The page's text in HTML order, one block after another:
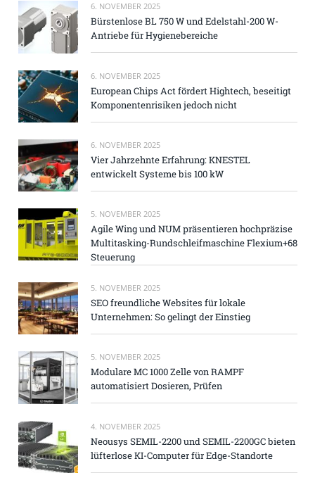
6. NOVEMBER 2025
Bürstenlose BL 750 W und Edelstahl-200 W-
Antriebe für Hygienebereiche
6. NOVEMBER 2025
European Chips Act fördert Hightech, beseitigt
Komponentenrisiken jedoch nicht
6. NOVEMBER 2025
Vier Jahrzehnte Erfahrung: KNESTEL
entwickelt Systeme bis 100 kW
5. NOVEMBER 2025
Agile Wing und NUM präsentieren hochpräzise
Multitasking-Rundschleifmaschine Flexium+68
Steuerung
5. NOVEMBER 2025
SEO freundliche Websites für lokale
Unternehmen: So gelingt der Einstieg
5. NOVEMBER 2025
Modulare MC 1000 Zelle von RAMPF
automatisiert Dosieren, Prüfen
4. NOVEMBER 2025
Neousys SEMIL-2200 und SEMIL-2200GC bieten
lüfterlose KI-Computer für Edge-Standorte